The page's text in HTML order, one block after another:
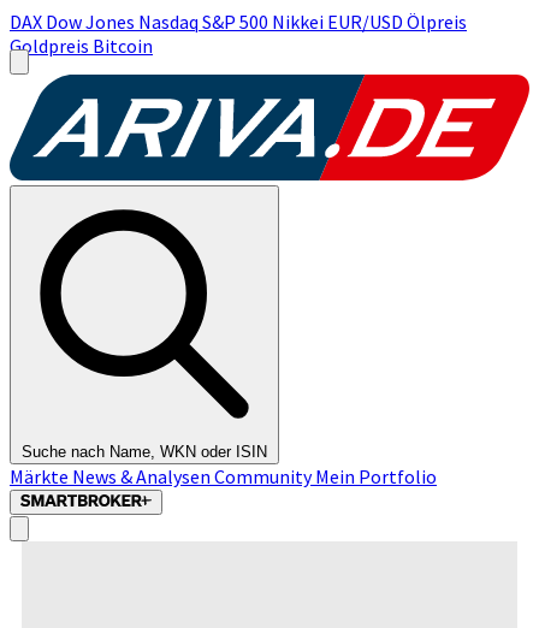
DAX Dow Jones Nasdaq S&P 500 Nikkei EUR/USD Ölpreis
Goldpreis Bitcoin
Suche nach Name, WKN oder ISIN
Märkte News & Analysen CommunityMein Portfolio